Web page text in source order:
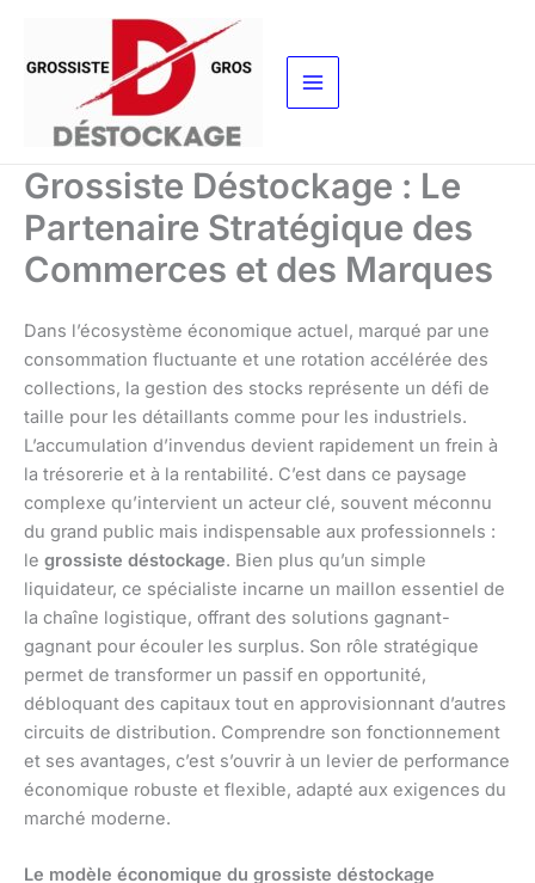
contenu
Grossiste Déstockage : Le
Partenaire Stratégique des
Commerces et des Marques
Dans l’écosystème économique actuel, marqué par une
consommation fluctuante et une rotation accélérée des
collections, la gestion des stocks représente un défi de
taille pour les détaillants comme pour les industriels.
L’accumulation d’invendus devient rapidement un frein à
la trésorerie et à la rentabilité. C’est dans ce paysage
complexe qu’intervient un acteur clé, souvent méconnu
du grand public mais indispensable aux professionnels :
le grossiste déstockage. Bien plus qu’un simple
liquidateur, ce spécialiste incarne un maillon essentiel de
la chaîne logistique, offrant des solutions gagnant-
gagnant pour écouler les surplus. Son rôle stratégique
permet de transformer un passif en opportunité,
débloquant des capitaux tout en approvisionnant d’autres
circuits de distribution. Comprendre son fonctionnement
et ses avantages, c’est s’ouvrir à un levier de performance
économique robuste et flexible, adapté aux exigences du
marché moderne.
Le modèle économique du grossiste déstockage